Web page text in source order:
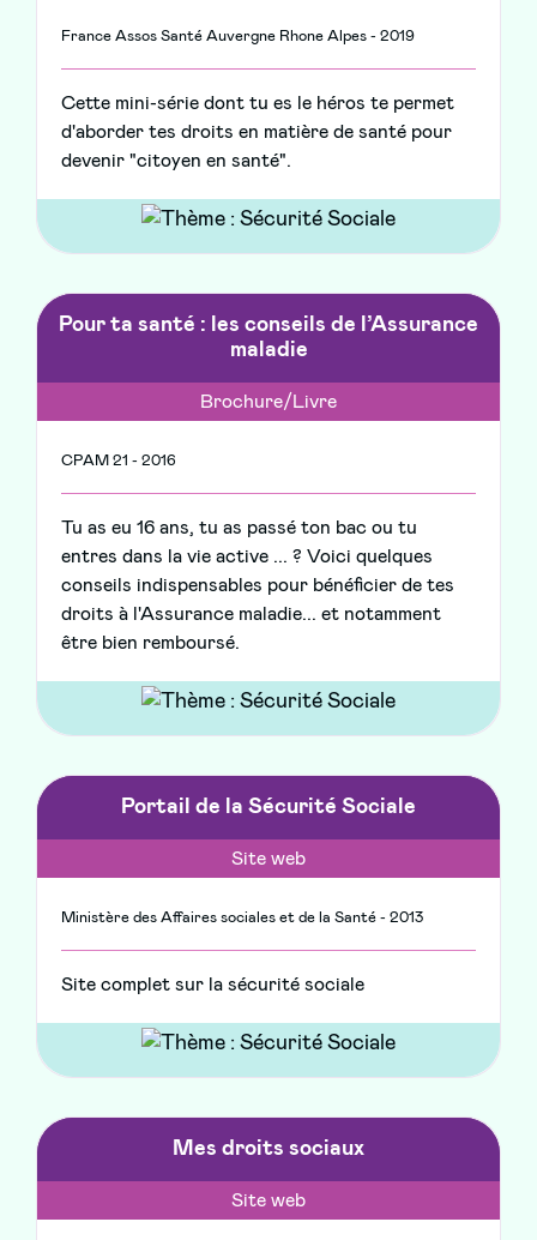
France Assos Santé Auvergne Rhone Alpes - 2019
Cette mini-série dont tu es le héros te permet
d'aborder tes droits en matière de santé pour
devenir "citoyen en santé".
Pour ta santé : les conseils de l’Assurance
maladie
Brochure/Livre
CPAM 21 - 2016
Tu as eu 16 ans, tu as passé ton bac ou tu
entres dans la vie active ... ? Voici quelques
conseils indispensables pour bénéficier de tes
droits à l'Assurance maladie... et notamment
être bien remboursé.
Portail de la Sécurité Sociale
Site web
Ministère des Affaires sociales et de la Santé - 2013
Site complet sur la sécurité sociale
Mes droits sociaux
Site web